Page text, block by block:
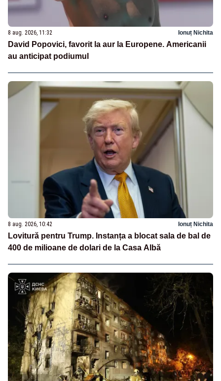
8 aug. 2026, 11:32 Ionuț Nichita
David Popovici, favorit la aur la Europene. Americanii
au anticipat podiumul
8 aug. 2026, 10:42 Ionuț Nichita
Lovitură pentru Trump. Instanța a blocat sala de bal de
400 de milioane de dolari de la Casa Albă